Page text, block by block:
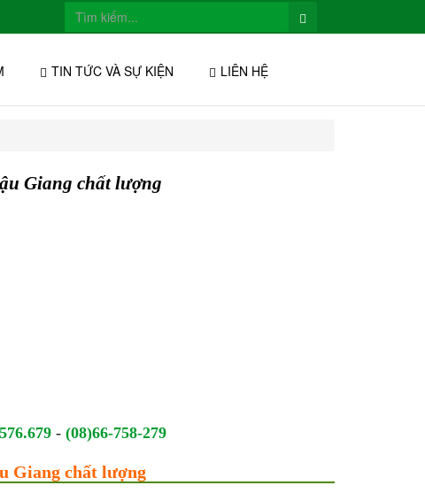
TIN TỨC VÀ SỰ KIỆN LIÊN HỆ
Giang chất lượng
- (08)66-758-279
Giang chất lượng